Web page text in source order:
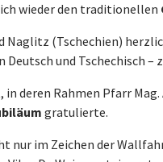
wieder den traditionellen
Naglitz (Tschechien)
Deutsch und Tschechisch –
deren Rahmen Pfarr Mag.
gratulierte.
nur im Zeichen der